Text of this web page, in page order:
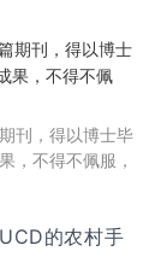
刊，得以博士毕
，不得不佩服，
的农村手